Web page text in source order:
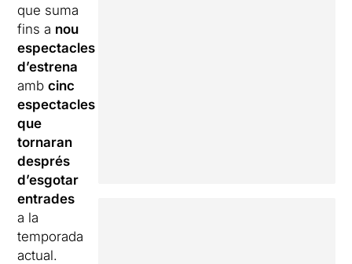
que suma
fins a nou
espectacles
d’estrena
ambcinc
espectacles
que
tornaran
després
d’esgotar
entrades
a la
temporada
actual.